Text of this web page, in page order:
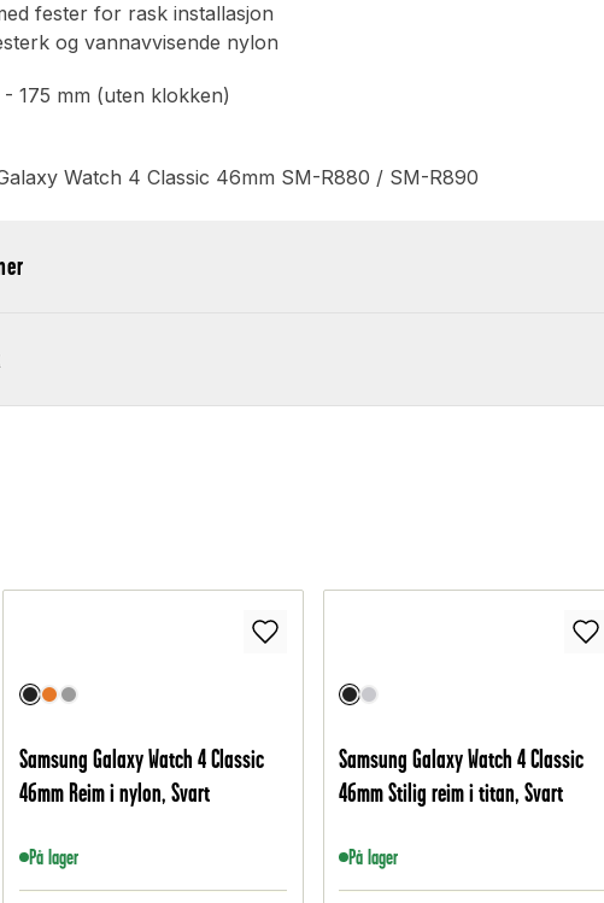
fester for rask installasjon
og vannavvisende nylon
- 175 mm (uten klokken)
Watch 4 Classic 46mm SM-R880 / SM-R890
Samsung Galaxy Watch 4 Classic
46mm Reim i nylon, Svart
På lager
Samsung Galaxy Watch 4 Classic
46mm Stilig reim i titan, Svart
På lager